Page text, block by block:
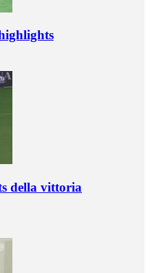
della vittoria